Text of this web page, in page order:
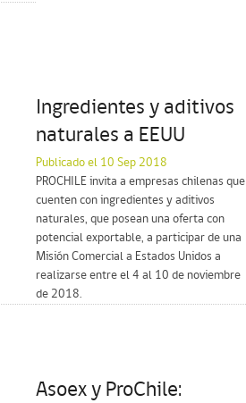
Ingredientes y aditivos
naturales a EEUU
Publicado el 10 Sep 2018
PROCHILE invita a empresas chilenas que
cuenten con ingredientes y aditivos
naturales, que posean una oferta con
potencial exportable, a participar de una
Misión Comercial a Estados Unidos a
realizarse entre el 4 al 10 de noviembre
de 2018.
Asoex y ProChile: